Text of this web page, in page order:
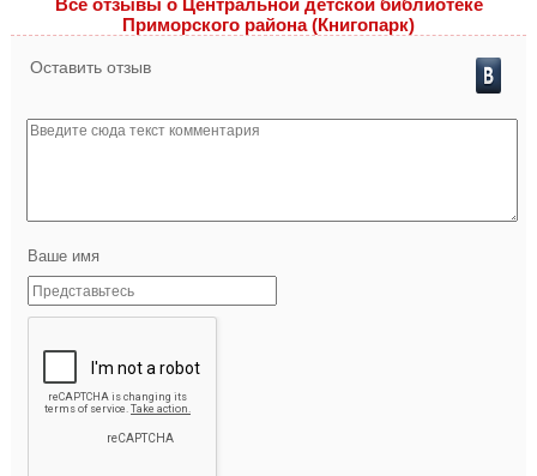
Все отзывы o Центральной детской библиотеке
Приморского района (Книгопарк)
Оставить отзыв
Ваше имя